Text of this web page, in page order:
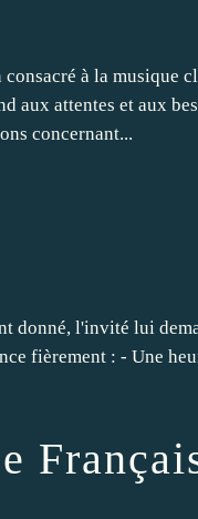
à la musique
aux attentes et aux
concernant...
donné, l'invité lui
fièrement : - Une